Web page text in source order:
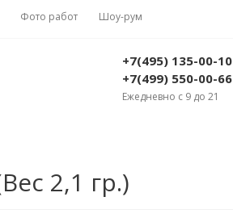
Фото работ Шоу-рум
+7(495) 135-00-10
+7(499) 550-00-66
Ежедневно с 9 до 21
2,1 гр.)